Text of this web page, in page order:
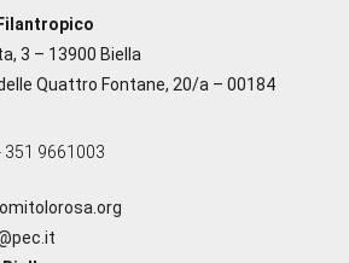
3 – 13900 Biella
Quattro Fontane, 20/a – 00184
351 9661003